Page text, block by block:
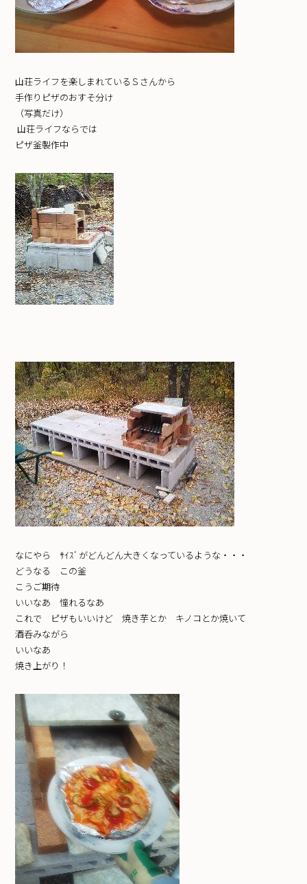
山荘ライフを楽しまれているＳさんから
手作りピザのおすそ分け
（写真だけ）
山荘ライフならでは
ピザ釜製作中
なにやら ｻｲｽﾞがどんどん大きくなっているような・・・
どうなる この釜
こうご期待
いいなあ 憧れるなあ
これで ピザもいいけど 焼き芋とか キノコとか焼いて
酒呑みながら
いいなあ
焼き上がり！